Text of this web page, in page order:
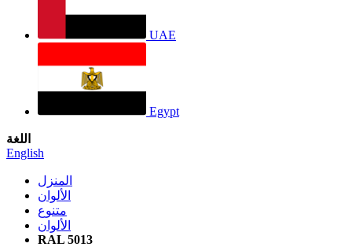
UAE
Egypt
اللغة
English
المنزل
الألوان
متنوع
الألوان
RAL 5013